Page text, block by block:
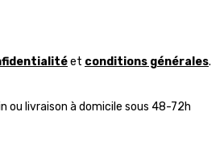
et conditions générales.
ou livraison à domicile sous 48-72h